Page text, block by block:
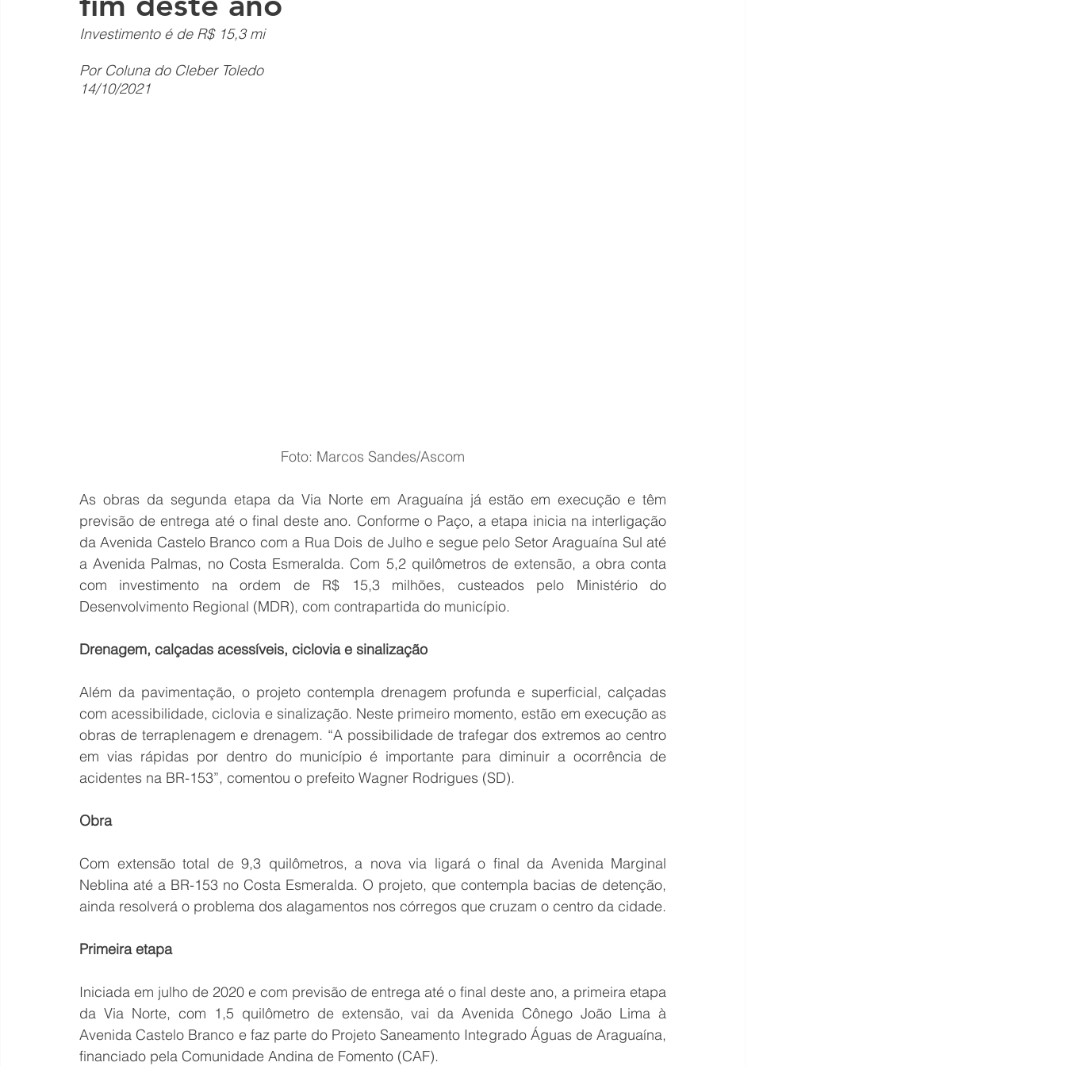
Investimento é de R$ 15,3 mi
Por Coluna do Cleber Toledo
14/10/2021
Foto: Marcos Sandes/Ascom
As obras da segunda etapa da Via Norte em Araguaína já estão em execução e têm
previsão de entrega até o final deste ano. Conforme o Paço, a etapa inicia na interligação
da Avenida Castelo Branco com a Rua Dois de Julho e segue pelo Setor Araguaína Sul até
a Avenida Palmas, no Costa Esmeralda. Com 5,2 quilômetros de extensão, a obra conta
com investimento na ordem de R$ 15,3 milhões, custeados pelo Ministério do
Desenvolvimento Regional (MDR), com contrapartida do município.
Drenagem, calçadas acessíveis, ciclovia e sinalização
Além da pavimentação, o projeto contempla drenagem profunda e superficial, calçadas
com acessibilidade, ciclovia e sinalização. Neste primeiro momento, estão em execução as
obras de terraplenagem e drenagem. “A possibilidade de trafegar dos extremos ao centro
em vias rápidas por dentro do município é importante para diminuir a ocorrência de
acidentes na BR-153”, comentou o prefeito Wagner Rodrigues (SD).
Obra
Com extensão total de 9,3 quilômetros, a nova via ligará o final da Avenida Marginal
Neblina até a BR-153 no Costa Esmeralda. O projeto, que contempla bacias de detenção,
ainda resolverá o problema dos alagamentos nos córregos que cruzam o centro da cidade.
Primeira etapa
Iniciada em julho de 2020 e com previsão de entrega até o final deste ano, a primeira etapa
da Via Norte, com 1,5 quilômetro de extensão, vai da Avenida Cônego João Lima à
Avenida Castelo Branco e faz parte do Projeto Saneamento Integrado Águas de Araguaína,
financiado pela Comunidade Andina de Fomento (CAF).